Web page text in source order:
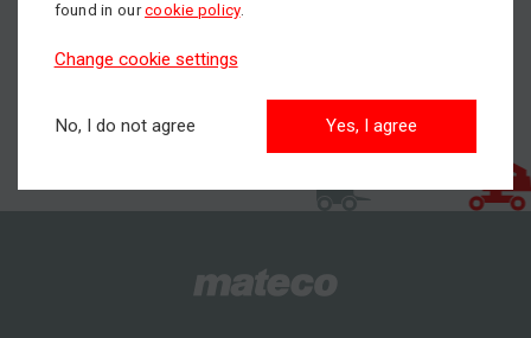
found in ourcookie policy.
Change cookie settings
No, I do not agree Yes, I agree